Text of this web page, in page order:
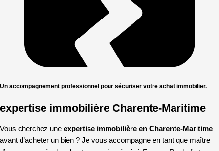
Un accompagnement professionnel pour sécuriser votre achat immobilier.
expertise immobilière Charente-Maritime
Vous cherchez une expertise immobilière en Charente-Maritime
avant d’acheter un bien ? Je vous accompagne en tant que maître